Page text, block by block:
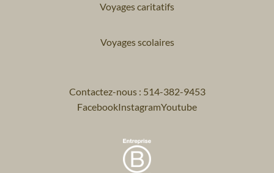
Voyages caritatifs
Voyages scolaires
Contactez-nous : 514-382-9453
FacebookInstagramYoutube